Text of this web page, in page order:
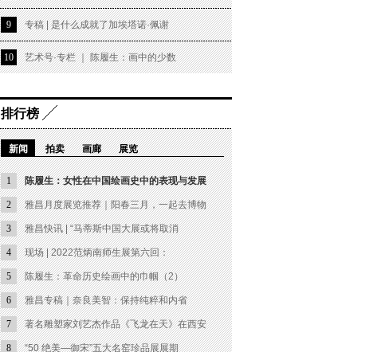
9 专稿 | 是什么成就了加埃塔诺·佩谢
10 艺术号·专栏 ｜ 陈履生：画中的少数
排行榜
新闻 拍卖 画廊 展览
1 陈履生：女性在中国绘画史中的表现与发展
2 雅昌月度展览推荐｜阳春三月，一起去博物
3 雅昌快讯 | “马蒂斯中国大展或将取消
4 现场 | 2022范炳南师生展第六回：
5 陈履生：革命历史绘画中的巾帼（2）
6 雅昌专稿｜奈良美智：保持纯粹和内省
7 著名雕塑家刘艺杰作品《飞龙在天》在西安
8 “50 绝美—御宋”五大名窑珍品展展期